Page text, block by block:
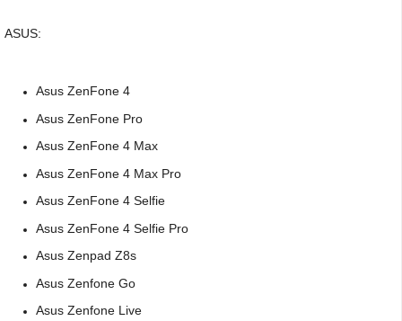
ASUS:
Asus ZenFone 4
Asus ZenFone Pro
Asus ZenFone 4 Max
Asus ZenFone 4 Max Pro
Asus ZenFone 4 Selfie
Asus ZenFone 4 Selfie Pro
Asus Zenpad Z8s
Asus Zenfone Go
Asus Zenfone Live